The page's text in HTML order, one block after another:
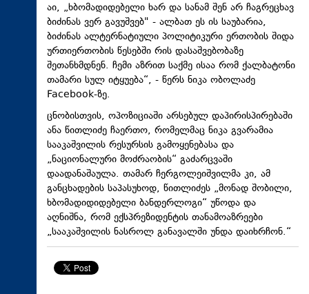
აი, „ხბომადიდებელი ხარ და სანამ შენ არ ჩაგრეცხავ
ბიძინას ვერ გავუშვებ" - ალბათ ეს ის საუბარია,
ბიძინას ალტერნატიული პოლიტიკური ერთობის შიდა
ურთიერთობის წესებში რის დასაშვებობაზე
შეთანხმდნენ. ჩემი აზრით საქმე ისაა რომ ქალბატონი
თამარი სულ იტყუება“, - წერს ნიკა ობოლაძე
Facebook-ზე.
ცნობისთვის, ოპოზიციაში არსებულ დაპირისპირებაში
ანა წითლიძე ჩაერთო, რომელმაც ნიკა გვარამია
სააკაშვილის რესურსის გამოყენებასა და
„ნაციონალური მოძრაობის“ გაძარცვაში
დაადანაშაულა. თამარ ჩერგოლეიშვილმა კი, ამ
განცხადების საპასუხოდ, წითლიძეს „მონად შობილი,
ხბომადიდიდებელი ბანდერლოგი“ უწოდა და
აღნიშნა, რომ ექსპრეზიდენტის თანამოაზრეები
„სააკაშვილის ნასროლ განავალში უნდა დაიხრჩონ.“